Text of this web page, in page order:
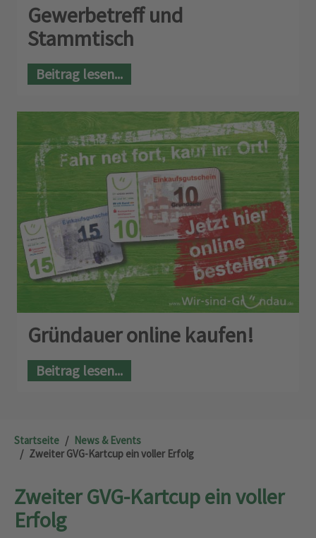
Gewerbetreff und
Stammtisch
Beitrag lesen...
Gründauer online kaufen!
Beitrag lesen...
Startseite
News & Events
Zweiter GVG-Kartcup ein voller Erfolg
Zweiter GVG-Kartcup ein voller
Erfolg